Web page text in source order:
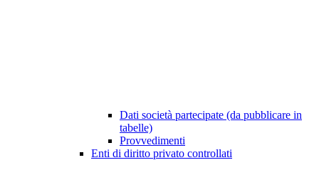
Dati società partecipate (da pubblicare in
tabelle)
Provvedimenti
Enti di diritto privato controllati